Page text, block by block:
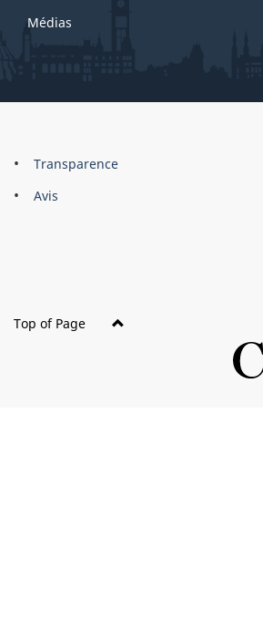
Médias
About
this
Brand
Transparence
Avis
Top of Page